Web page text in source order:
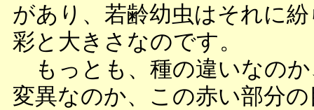
があり、若齢幼虫はそれに
彩と大きさなのです。
もっとも、種の違いなの
変異なのか、この赤い部分